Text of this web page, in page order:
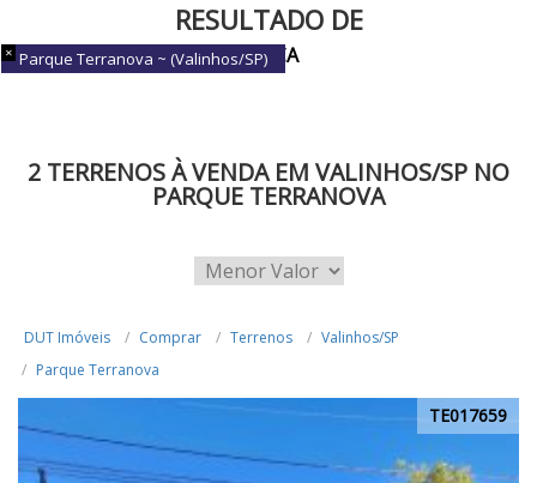
Parque Terranova ~ (Valinhos/SP)
RESULTADO DE
BUSCA
2 TERRENOS À VENDA EM VALINHOS/SP NO
PARQUE TERRANOVA
DUT Imóveis Comprar Terrenos
Valinhos/SP
Parque Terranova
TE017659